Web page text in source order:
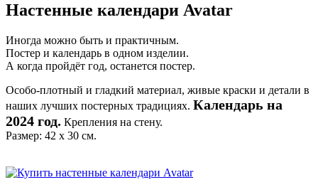
Настенные календари Avatar
Иногда можно быть и практичным.
Постер и календарь в одном изделии.
А когда пройдёт год, останется постер.
Особо-плотный и гладкий материал, живые краски и детали в
наших лучших постерных традициях. Календарь на
2024 год. Крепления на стену.
Размер: 42 х 30 см.